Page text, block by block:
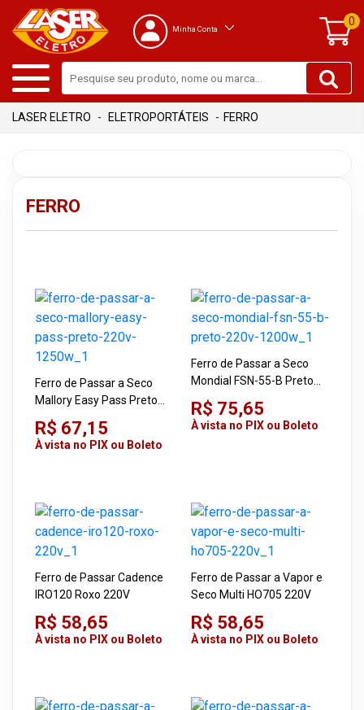
Minha Conta
0
ELETROPORTÁTEIS FERRO
FERRO
Ferro de Passar a Seco
Mallory Easy Pass Preto
220V 1250W
R$ 67,15
À vista no PIX ou Boleto
Ferro de Passar a Seco
Mondial FSN-55-B Preto
220V 1200W
R$ 75,65
À vista no PIX ou Boleto
Ferro de Passar Cadence
IRO120 Roxo 220V
R$ 58,65
À vista no PIX ou Boleto
Ferro de Passar a Vapor e
Seco Multi HO705 220V
R$ 58,65
À vista no PIX ou Boleto